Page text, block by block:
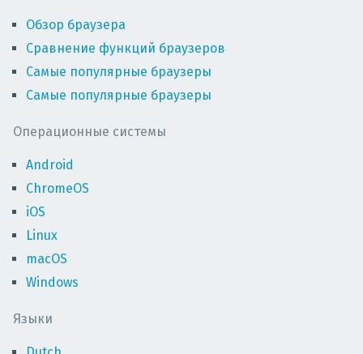
Обзор браузера
Сравнение функций браузеров
Самые популярные браузеры
Самые популярные браузеры
Операционные системы
Android
ChromeOS
iOS
Linux
macOS
Windows
Языки